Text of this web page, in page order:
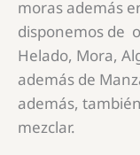
moras además
disponemos de
Helado, Mora,
además de
además,
mezclar.